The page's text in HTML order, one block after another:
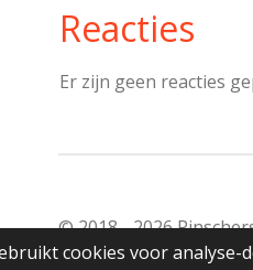
cookies voor
Reacties
Er zijn geen reacties
© 2018 - 2026